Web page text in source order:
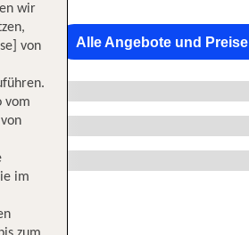
Alle Angebote und Preise
wir
von
vom
im